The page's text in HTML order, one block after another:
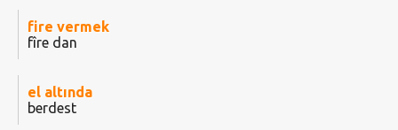
fire vermek
fîre dan
el altında
berdest